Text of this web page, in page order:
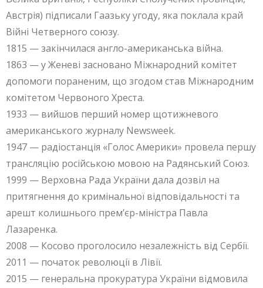
Австрія) підписали Гаазьку угоду, яка поклала край
Війні Четверного союзу.
1815 — закінчилася англо-американська війна.
1863 — у Женеві засновано Міжнародний комітет
допомоги пораненим, що згодом став Міжнародним
комітетом Червоного Хреста.
1933 — вийшов перший номер щотижневого
американського журналу Newsweek.
1947 — радіостанція «Голос Америки» провела першу
трансляцію російською мовою на Радянський Союз.
1999 — Верховна Рада України дала дозвіл на
притягнення до кримінальної відповідальності та
арешт колишнього прем’єр-міністра Павла
Лазаренка.
2008 — Косово проголосило незалежність від Сербії.
2011 — початок революції в Лівії.
2015 — генеральна прокуратура України відмовила